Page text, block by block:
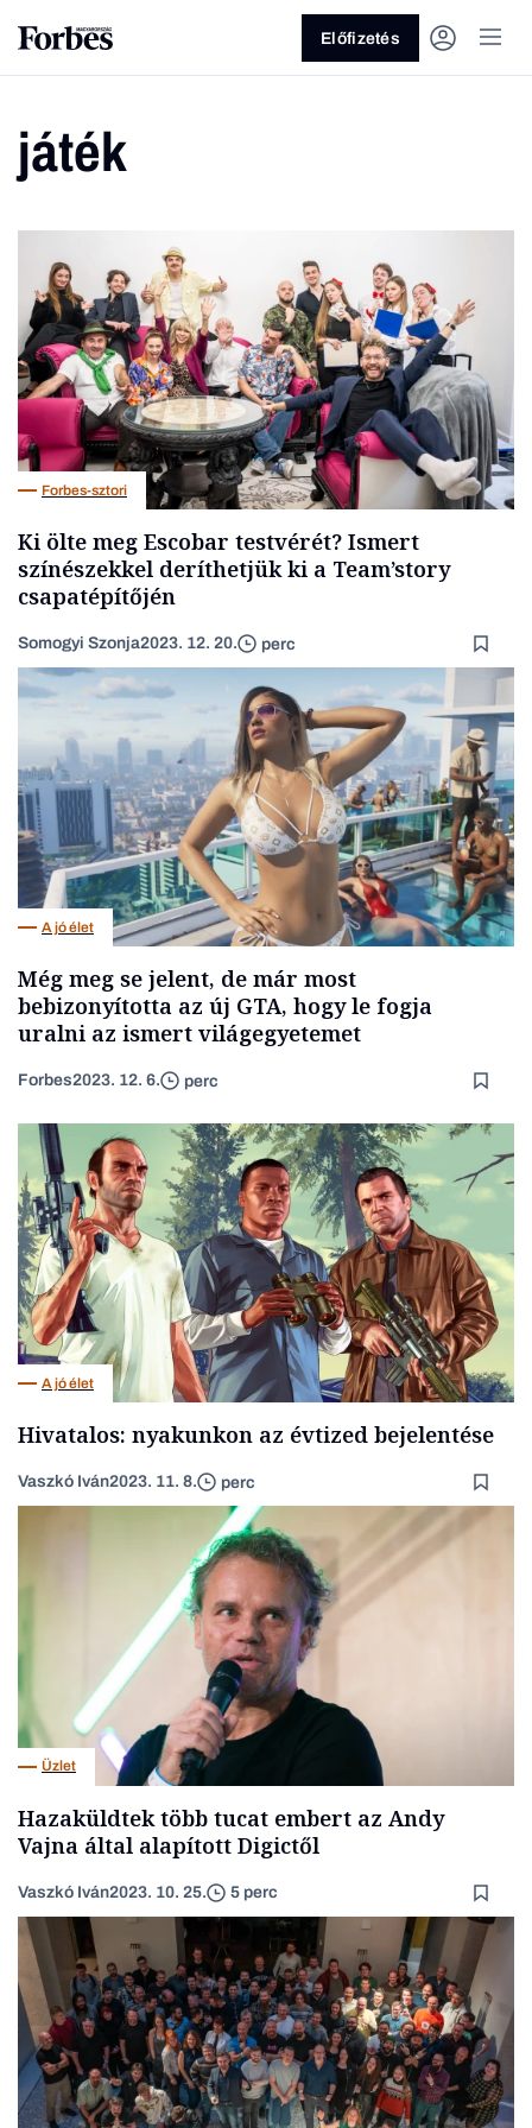
Vagy fedezze fel a következő
témákat
Üzlet Pénz Zöld Legyél jobb!
Előfizetés
játék
Forbes-sztori
Ki ölte meg Escobar testvérét? Ismert
színészekkel deríthetjük ki a Team’story
csapatépítőjén
Somogyi Szonja2023. 12. 20. perc
A jó élet
Még meg se jelent, de már most
bebizonyította az új GTA, hogy le fogja
uralni az ismert világegyetemet
Forbes2023. 12. 6. perc
A jó élet
Hivatalos: nyakunkon az évtized bejelentése
Vaszkó Iván2023. 11. 8. perc
Üzlet
Hazaküldtek több tucat embert az Andy
Vajna által alapított Digictől
Vaszkó Iván2023. 10. 25. 5 perc